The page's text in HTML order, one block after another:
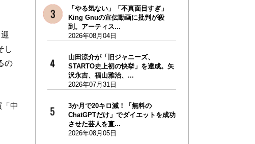
し
の
中
「やる気ない」「不真面目すぎ」
King Gnuの宣伝動画に批判が殺
到。アーティス...
2026年08月04日
山田涼介が「旧ジャニーズ、
STARTO史上初の快挙」を達成。矢
沢永吉、福山雅治、...
2026年07月31日
3か月で20キロ減！「無料の
ChatGPTだけ」でダイエットを成功
させた芸人を直...
2026年08月05日